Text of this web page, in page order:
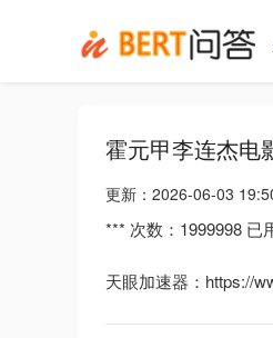
霍元甲李连杰电
更新： 2026-06-03
*** 次数：1999998 已
天眼加速器：https://